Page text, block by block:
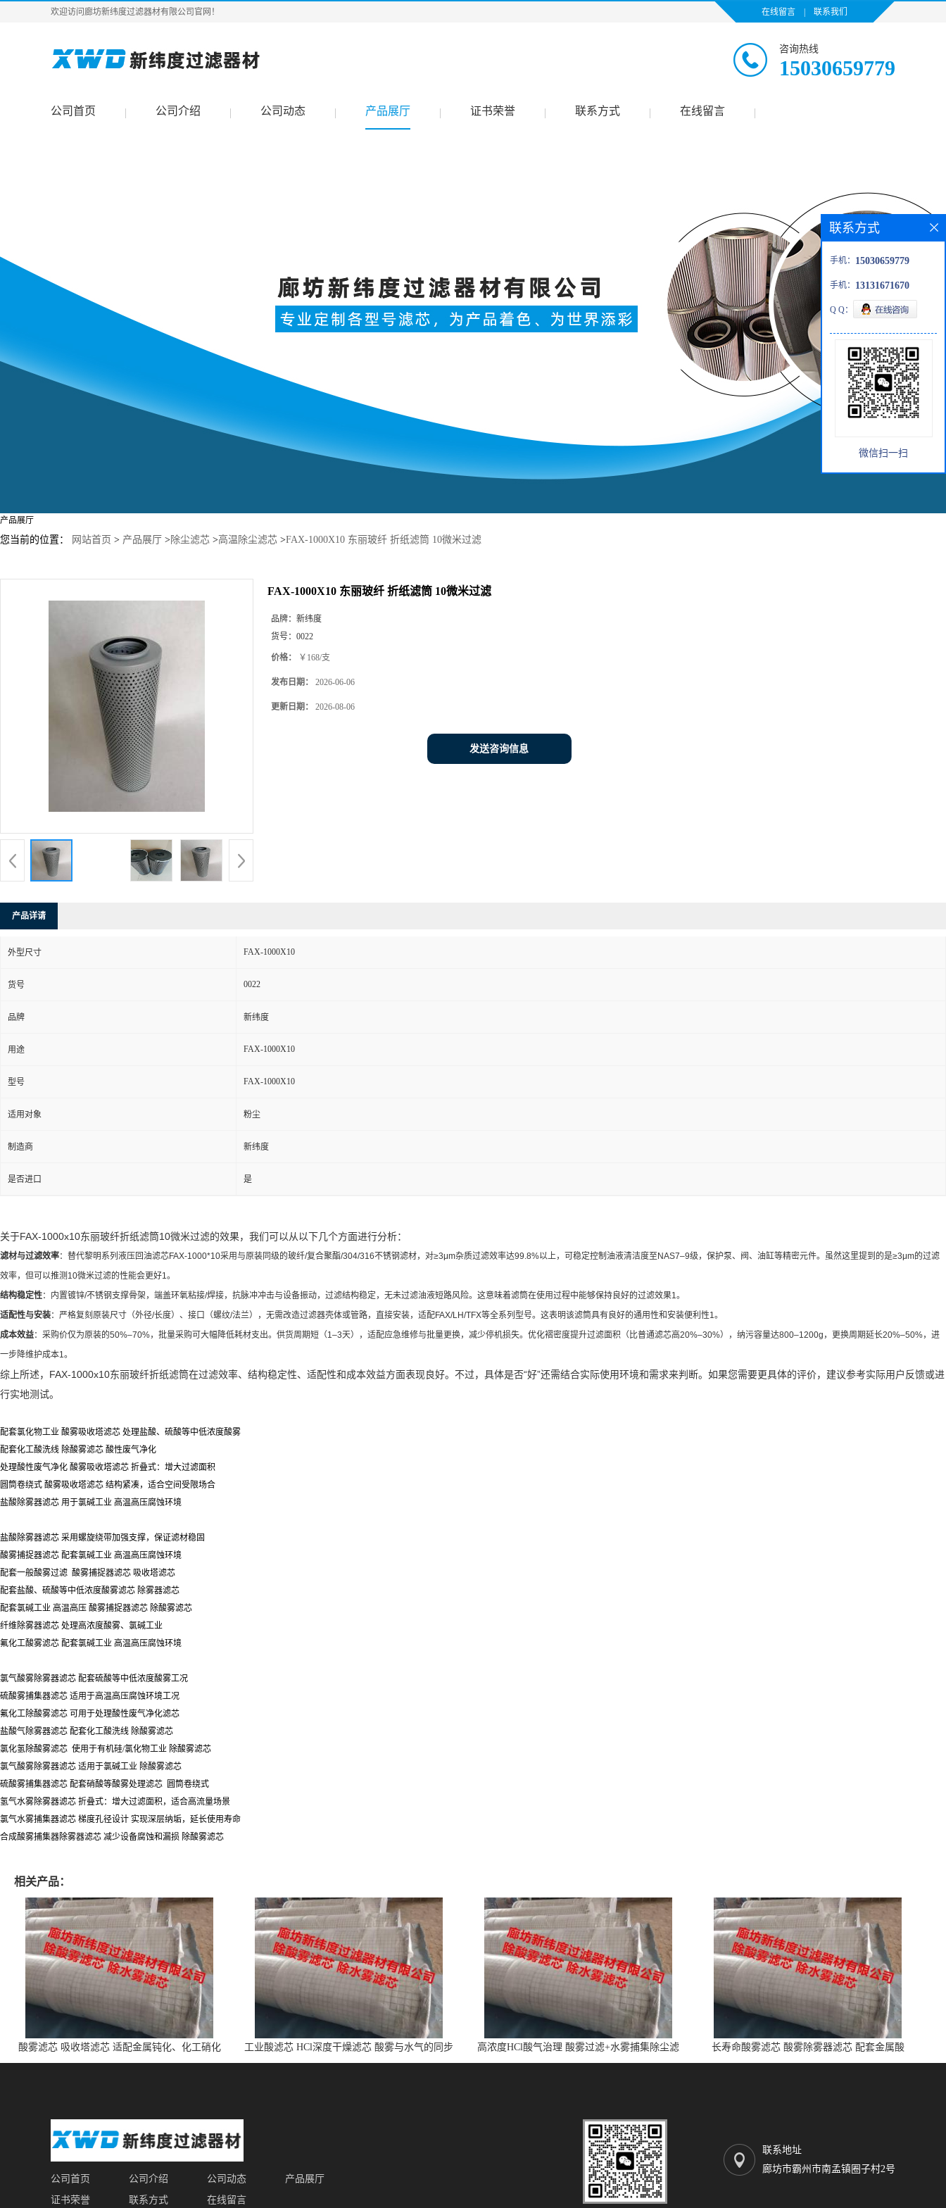
欢迎访问廊坊新纬度过滤器材有限公司官网！ 在线留言 联系我们
咨询热线
15030659779
公司首页 公司介绍 公司动态 产品展厅 证书荣誉 联系方式 在线留言
产品展厅
您当前的位置： 网站首页 > 产品展厅 >除尘滤芯 >高温除尘滤芯 >FAX-1000X10 东丽玻纤 折纸滤筒 10微米过滤
FAX-1000X10 东丽玻纤 折纸滤筒 10微米过滤
品牌： 新纬度
货号： 0022
价格： ￥168/支
发布日期： 2026-06-06
更新日期： 2026-08-06
发送咨询信息
产品详请
外型尺寸 FAX-1000X10
货号 0022
品牌 新纬度
用途 FAX-1000X10
型号 FAX-1000X10
适用对象 粉尘
制造商 新纬度
是否进口 是
关于FAX-1000x10东丽玻纤折纸滤筒10微米过滤的效果，我们可以从以下几个方面进行分析：
滤材与过滤效率：替代黎明系列液压回油滤芯FAX-1000*10采用与原装同级的玻纤/复合聚酯/304/316不锈钢滤材，对≥3μm杂质过滤效率达99.8%以上，可稳定控制油液清洁度至NAS7–9级，保护泵、阀、油缸等精密元件。虽然这里提到的是≥3μm的过滤
效率，但可以推测10微米过滤的性能会更好1。
结构稳定性：内置镀锌/不锈钢支撑骨架，端盖环氧粘接/焊接，抗脉冲冲击与设备振动，过滤结构稳定，无未过滤油液短路风险。这意味着滤筒在使用过程中能够保持良好的过滤效果1。
适配性与安装：严格复刻原装尺寸（外径/长度）、接口（螺纹/法兰），无需改造过滤器壳体或管路，直接安装，适配FAX/LH/TFX等全系列型号。这表明该滤筒具有良好的通用性和安装便利性1。
成本效益：采购价仅为原装的50%–70%，批量采购可大幅降低耗材支出。供货周期短（1–3天），适配应急维修与批量更换，减少停机损失。优化褶密度提升过滤面积（比普通滤芯高20%–30%），纳污容量达800–1200g，更换周期延长20%–50%，进
一步降维护成本1。
综上所述，FAX-1000x10东丽玻纤折纸滤筒在过滤效率、结构稳定性、适配性和成本效益方面表现良好。不过，具体是否“好”还需结合实际使用环境和需求来判断。如果您需要更具体的评价，建议参考实际用户反馈或进
行实地测试。
配套氯化物工业 酸雾吸收塔滤芯 处理盐酸、硫酸等中低浓度酸雾
配套化工酸洗线 除酸雾滤芯 酸性废气净化
处理酸性废气净化 酸雾吸收塔滤芯 折叠式：增大过滤面积
圆筒卷绕式 酸雾吸收塔滤芯 结构紧凑，适合空间受限场合
盐酸除雾器滤芯 用于氯碱工业 高温高压腐蚀环境
盐酸除雾器滤芯 采用螺旋绕带加强支撑，保证滤材稳固
酸雾捕捉器滤芯 配套氯碱工业 高温高压腐蚀环境
配套一般酸雾过滤 酸雾捕捉器滤芯 吸收塔滤芯
配套盐酸、硫酸等中低浓度酸雾滤芯 除雾器滤芯
配套氯碱工业 高温高压 酸雾捕捉器滤芯 除酸雾滤芯
纤维除雾器滤芯 处理高浓度酸雾、氯碱工业
氟化工酸雾滤芯 配套氯碱工业 高温高压腐蚀环境
氯气酸雾除雾器滤芯 配套硫酸等中低浓度酸雾工况
硫酸雾捕集器滤芯 适用于高温高压腐蚀环境工况
氟化工除酸雾滤芯 可用于处理酸性废气净化滤芯
盐酸气除雾器滤芯 配套化工酸洗线 除酸雾滤芯
氯化氢除酸雾滤芯 使用于有机硅/氯化物工业 除酸雾滤芯
氯气酸雾除雾器滤芯 适用于氯碱工业 除酸雾滤芯
硫酸雾捕集器滤芯 配套硝酸等酸雾处理滤芯 圆筒卷绕式
氢气水雾除雾器滤芯 折叠式：增大过滤面积，适合高流量场景
氯气水雾捕集器滤芯 梯度孔径设计 实现深层纳垢，延长使用寿命
合成酸雾捕集器除雾器滤芯 减少设备腐蚀和漏损 除酸雾滤芯
相关产品：
酸雾滤芯 吸收塔滤芯 适配金属钝化、化工硝化
的酸雾
工业酸滤芯 HCl深度干燥滤芯 酸雾与水气的同步
净化
高浓度HCl酸气治理 酸雾过滤+水雾捕集除尘滤
芯
长寿命酸雾滤芯 酸雾除雾器滤芯 配套金属酸
洗、电池制造业
联系方式
手机： 15030659779
手机： 13131671670
Q Q：
微信扫一扫
公司首页 公司介绍 公司动态
产品展厅
证书荣誉
联系方式 在线留言
联系地址
廊坊市霸州市南孟镇圈子村2号